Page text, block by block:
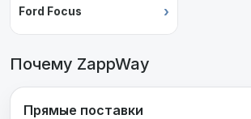
Ford Focus ›
Почему ZappWay
Прямые поставки